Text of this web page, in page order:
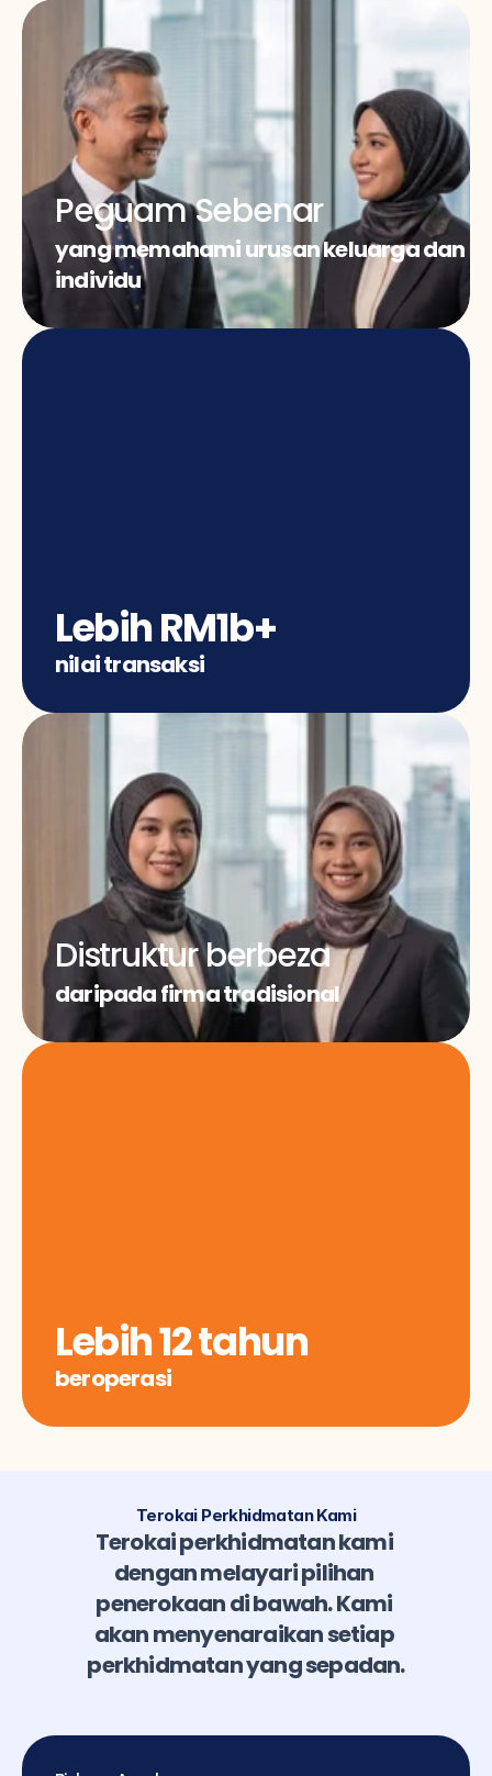
Peguam Sebenar
yang memahami urusan keluarga dan
individu
Lebih RM1b+
nilai transaksi
Lebih 12 tahun
beroperasi
Distruktur berbeza
daripada firma tradisional
Terokai Perkhidmatan Kami
Terokai perkhidmatan kami
dengan melayari pilihan
penerokaan di bawah. Kami
akan menyenaraikan setiap
perkhidmatan yang sepadan.